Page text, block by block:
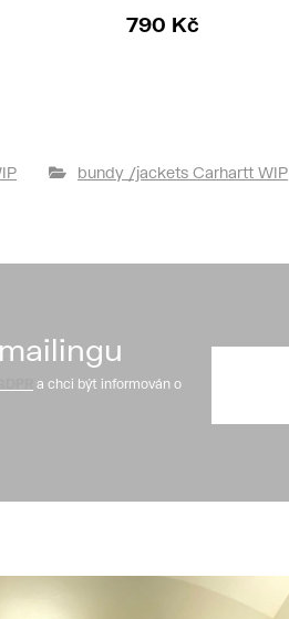
790 Kč
bundy /jackets Carhartt WIP
a chci být informován o